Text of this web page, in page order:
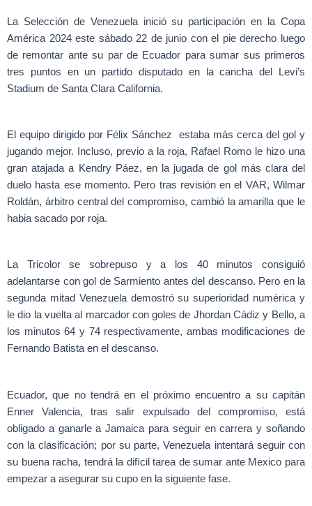
La Selección de Venezuela inició su participación en la Copa
América 2024 este sábado 22 de junio con el pie derecho luego
de remontar ante su par de Ecuador para sumar sus primeros
tres puntos en un partido disputado en la cancha del Levi’s
Stadium de Santa Clara California.
El equipo dirigido por Félix Sánchez estaba más cerca del gol y
jugando mejor. Incluso, previo a la roja, Rafael Romo le hizo una
gran atajada a Kendry Páez, en la jugada de gol más clara del
duelo hasta ese momento. Pero tras revisión en el VAR, Wilmar
Roldán, árbitro central del compromiso, cambió la amarilla que le
habia sacado por roja.
La Tricolor se sobrepuso y a los 40 minutos consiguió
adelantarse con gol de Sarmiento antes del descanso. Pero en la
segunda mitad Venezuela demostró su superioridad numérica y
le dio la vuelta al marcador con goles de Jhordan Cádiz y Bello, a
los minutos 64 y 74 respectivamente, ambas modificaciones de
Fernando Batista en el descanso.
Ecuador, que no tendrá en el próximo encuentro a su capitán
Enner Valencia, tras salir expulsado del compromiso, está
obligado a ganarle a Jamaica para seguir en carrera y soñando
con la clasificación; por su parte, Venezuela intentará seguir con
su buena racha, tendrá la difícil tarea de sumar ante Mexico para
empezar a asegurar su cupo en la siguiente fase.